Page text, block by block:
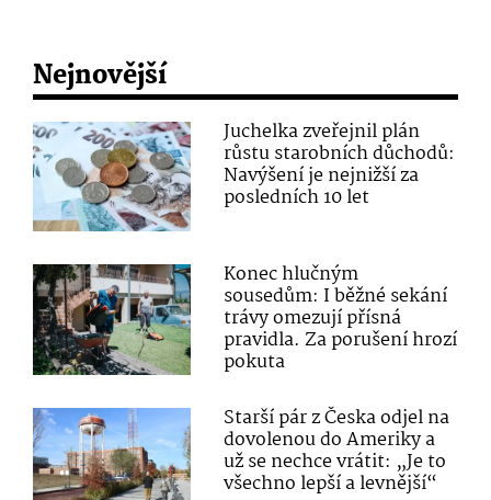
Nejnovější
Juchelka zveřejnil plán
růstu starobních důchodů:
Navýšení je nejnižší za
posledních 10 let
Konec hlučným
sousedům: I běžné sekání
trávy omezují přísná
pravidla. Za porušení hrozí
pokuta
Starší pár z Česka odjel na
dovolenou do Ameriky a
už se nechce vrátit: „Je to
všechno lepší a levnější“